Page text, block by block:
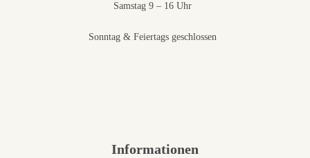
Samstag 9 – 16 Uhr
Sonntag & Feiertags geschlossen
Informationen